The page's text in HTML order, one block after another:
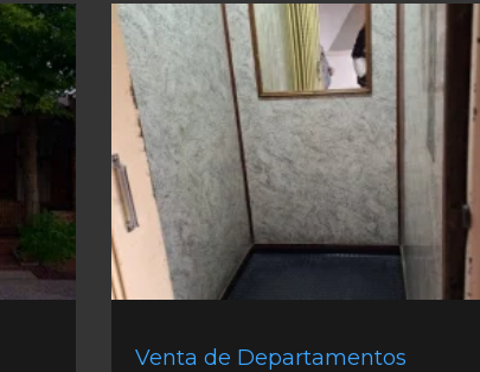
Venta de Departamentos